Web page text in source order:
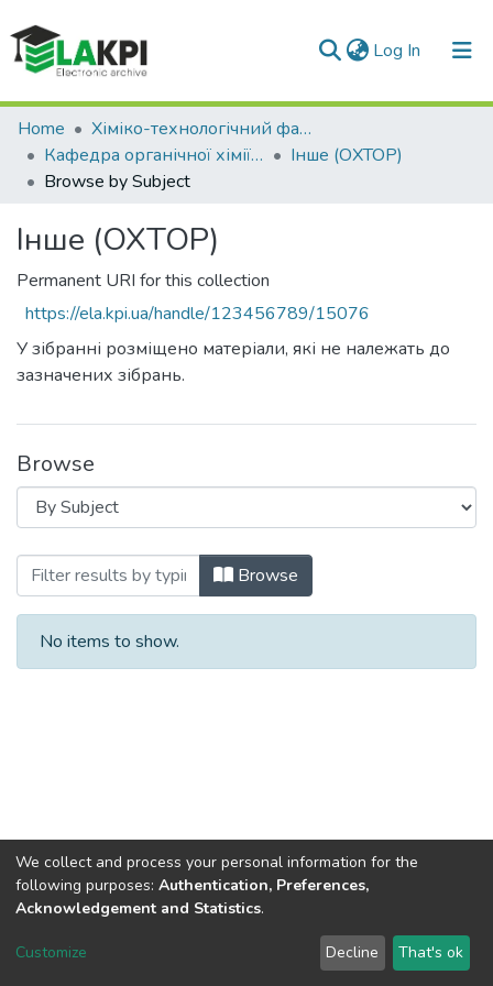
Log In (current)
Communities & Collections
All of DSpace
Home
Хіміко-технологічний факультет (ХТФ)
Кафедра органічної хімії та технології органічних речовин (ОХТОР)
Інше (ОХТОР)
Browse by Subject
Інше (ОХТОР)
Permanent URI for this collection
https://ela.kpi.ua/handle/123456789/15076
У зібранні розміщено матеріали, які не належать до
зазначених зібрань.
Browse
Browsing Інше (ОХТОР) by Subject
Browse
No items to show.
DSpace software copyright © 2002-2026 LYRASIS
Send Feedback
We collect and process your personal information for the
following purposes: Authentication, Preferences,
Acknowledgement and Statistics.
Customize Decline That's ok